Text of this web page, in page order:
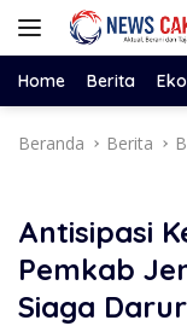
Langsung
Home Berita
Beranda Berita
Antisipasi
Pemkab
Siaga